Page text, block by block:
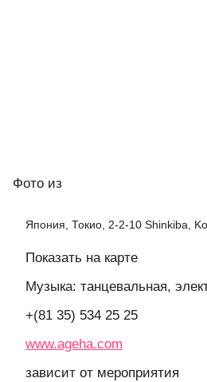
Фото из
Япония, Токио, 2-2-10 Shinkiba,
Показать на карте
Музыка: танцевальная,
+(81 35) 534 25 25
www.ageha.com
зависит от мероприятия